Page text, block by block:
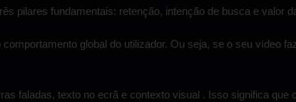
pilares fundamentais: retenção, intenção de busca e valor
global do utilizador. Ou seja, se o seu vídeo
faladas, texto no ecrã e contexto visual . Isso significa que